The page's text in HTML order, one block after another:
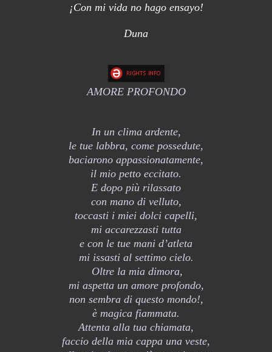
¡Con mi vida no hago ensayo!
Duna
AMORE PROFONDO
In un clima ardente,
le tue labbra, come possedute,
baciarono appassionatamente,
il mio petto eccitato.
E dopo più rilassato
con mano di velluto,
toccasti i miei dolci capelli,
mi accarezzasti tutta
e con le tue mani d’atleta
mi issasti al settimo cielo.
Oltre la mia dimora,
mi aspetta un amore profondo,
non sembra di questo mondo!,
è magica fiammata.
Attenta alla tua chiamata,
faccio della mia cappa una veste,